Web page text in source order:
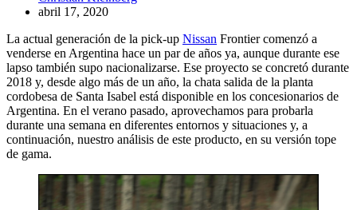
abril 17, 2020
La actual generación de la pick-up Nissan Frontier comenzó a
venderse en Argentina hace un par de años ya, aunque durante ese
lapso también supo nacionalizarse. Ese proyecto se concretó durante
2018 y, desde algo más de un año, la chata salida de la planta
cordobesa de Santa Isabel está disponible en los concesionarios de
Argentina. En el verano pasado, aprovechamos para probarla
durante una semana en diferentes entornos y situaciones y, a
continuación, nuestro análisis de este producto, en su versión tope
de gama.